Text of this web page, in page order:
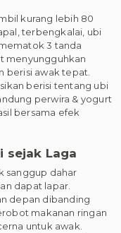
kurang lebih 80
terbengkalai, ubi
3 tanda
menyungguhkan
berisi awak tepat.
berisi tentang ubi
perwira & yogurt
bersama efek
sejak Laga
sanggup dahar
dapat lapar.
depan dibanding
makanan ringan
untuk awak.